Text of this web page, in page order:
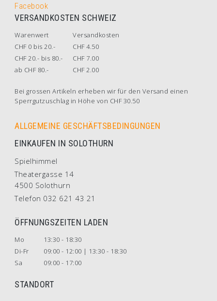
Facebook
VERSANDKOSTEN SCHWEIZ
Warenwert
Versandkosten
CHF 0 bis 20.-
CHF 4.50
CHF 20.- bis 80.-
CHF 7.00
ab CHF 80.-
CHF 2.00
Bei grossen Artikeln erheben wir für den Versand einen
Sperrgutzuschlag in Höhe von CHF 30.50
ALLGEMEINE GESCHÄFTSBEDINGUNGEN
EINKAUFEN IN SOLOTHURN
Spielhimmel
Theatergasse 14
4500 Solothurn
Telefon 032 621 43 21
ÖFFNUNGSZEITEN LADEN
Mo
13:30 - 18:30
Di-Fr
09:00 - 12:00 | 13:30 - 18:30
Sa
09:00 - 17:00
STANDORT